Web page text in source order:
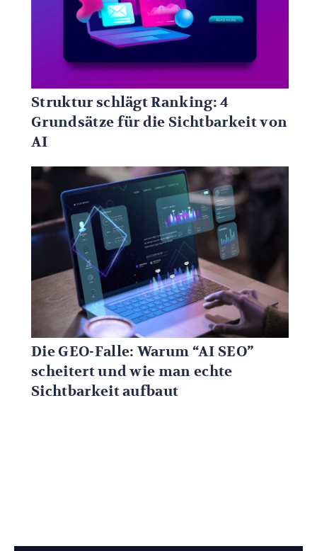
Struktur schlägt Ranking: 4
Grundsätze für die Sichtbarkeit von
AI
Die GEO-Falle: Warum “AI SEO”
scheitert und wie man echte
Sichtbarkeit aufbaut